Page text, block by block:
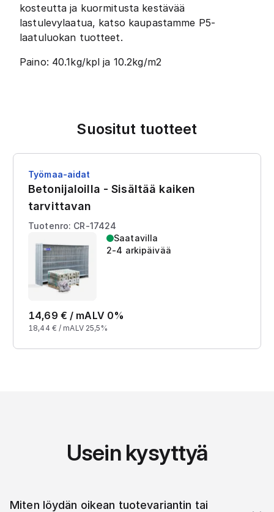
kosteutta ja kuormitusta kestävää
lastulevylaatua, katso kaupastamme P5-
laatuluokan tuotteet.
Paino: 40.1kg/kpl ja 10.2kg/m2
Suositut tuotteet
Työmaa-aidat
Betonijaloilla - Sisältää kaiken
tarvittavan
Tuotenro: CR-17424
Saatavilla
2-4 arkipäivää
14,69 € / mALV 0%
18,44 € / mALV 25,5%
Usein kysyttyä
Miten löydän oikean tuotevariantin tai